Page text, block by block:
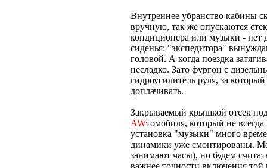
Внутреннее убранство кабины
вручную, так же опускаются
кондиционера или музыки - нет
сиденья: "экспедитора"
головой. А когда поездка
несладко. Зато фургон с
гидроусилитель руля, за
доплачивать.
Закрываемый крышкой отсек
AWтомобиля, который не
установка "музыки" много
динамики уже смонтированы.
занимают часы), но будем
важнее точности включения